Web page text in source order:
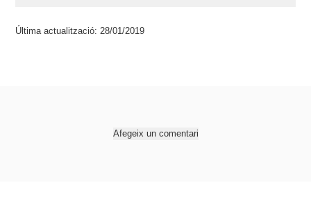
Última actualització: 28/01/2019
Afegeix un comentari